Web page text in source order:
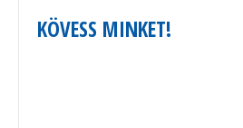
KÖVESS MINKET!